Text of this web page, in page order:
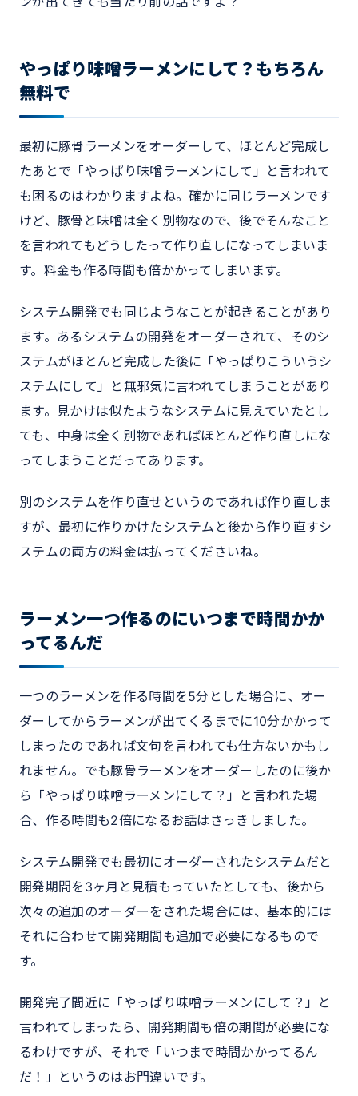
やっぱり味噌ラーメンにして？もちろん
無料で
最初に豚骨ラーメンをオーダーして、ほとんど完成し
たあとで「やっぱり味噌ラーメンにして」と言われて
も困るのはわかりますよね。確かに同じラーメンです
けど、豚骨と味噌は全く別物なので、後でそんなこと
を言われてもどうしたって作り直しになってしまいま
す。料金も作る時間も倍かかってしまいます。
システム開発でも同じようなことが起きることがあり
ます。あるシステムの開発をオーダーされて、そのシ
ステムがほとんど完成した後に「やっぱりこういうシ
ステムにして」と無邪気に言われてしまうことがあり
ます。見かけは似たようなシステムに見えていたとし
ても、中身は全く別物であればほとんど作り直しにな
ってしまうことだってあります。
別のシステムを作り直せというのであれば作り直しま
すが、最初に作りかけたシステムと後から作り直すシ
ステムの両方の料金は払ってくださいね。
ラーメン一つ作るのにいつまで時間かか
ってるんだ
一つのラーメンを作る時間を5分とした場合に、オー
ダーしてからラーメンが出てくるまでに10分かかって
しまったのであれば文句を言われても仕方ないかもし
れません。でも豚骨ラーメンをオーダーしたのに後か
ら「やっぱり味噌ラーメンにして？」と言われた場
合、作る時間も2倍になるお話はさっきしました。
システム開発でも最初にオーダーされたシステムだと
開発期間を3ヶ月と見積もっていたとしても、後から
次々の追加のオーダーをされた場合には、基本的には
それに合わせて開発期間も追加で必要になるもので
す。
開発完了間近に「やっぱり味噌ラーメンにして？」と
言われてしまったら、開発期間も倍の期間が必要にな
るわけですが、それで「いつまで時間かかってるん
だ！」というのはお門違いです。